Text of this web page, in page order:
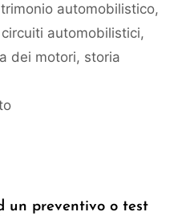
automobilistico,
automobilistici,
dei motori, storia
un preventivo o test